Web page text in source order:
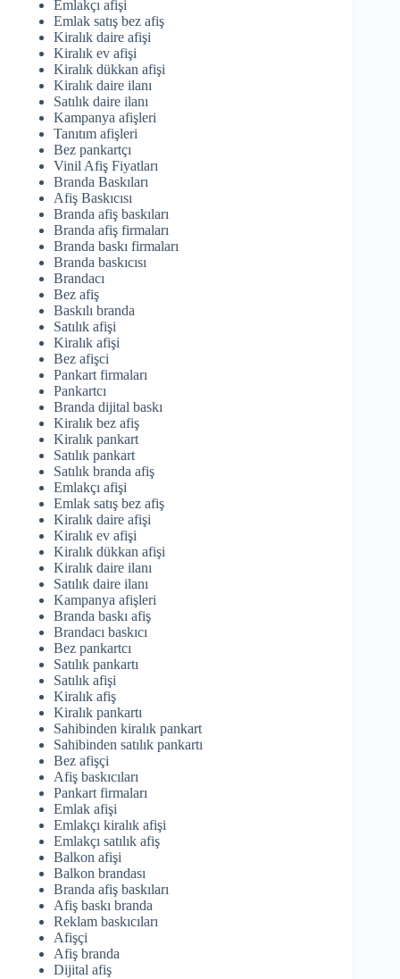
Emlakçı afişi
Emlak satış bez afiş
Kiralık daire afişi
Kiralık ev afişi
Kiralık dükkan afişi
Kiralık daire ilanı
Satılık daire ilanı
Kampanya afişleri
Tanıtım afişleri
Bez pankartçı
Vinil Afiş Fiyatları
Branda Baskıları
Afiş Baskıcısı
Branda afiş baskıları
Branda afiş firmaları
Branda baskı firmaları
Branda baskıcısı
Brandacı
Bez afiş
Baskılı branda
Satılık afişi
Kiralık afişi
Bez afişci
Pankart firmaları
Pankartcı
Branda dijital baskı
Kiralık bez afiş
Kiralık pankart
Satılık pankart
Satılık branda afiş
Emlakçı afişi
Emlak satış bez afiş
Kiralık daire afişi
Kiralık ev afişi
Kiralık dükkan afişi
Kiralık daire ilanı
Satılık daire ilanı
Kampanya afişleri
Branda baskı afiş
Brandacı baskıcı
Bez pankartcı
Satılık pankartı
Satılık afişi
Kiralık afiş
Kiralık pankartı
Sahibinden kiralık pankart
Sahibinden satılık pankartı
Bez afişçi
Afiş baskıcıları
Pankart firmaları
Emlak afişi
Emlakçı kiralık afişi
Emlakçı satılık afiş
Balkon afişi
Balkon brandası
Branda afiş baskıları
Afiş baskı branda
Reklam baskıcıları
Afişçi
Afiş branda
Dijital afiş